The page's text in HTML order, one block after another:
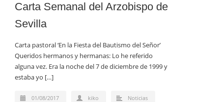
Carta Semanal del Arzobispo de
Sevilla
Carta pastoral ‘En la Fiesta del Bautismo del Señor’
Queridos hermanos y hermanas: Lo he referido
alguna vez. Era la noche del 7 de diciembre de 1999 y
estaba yo […]
01/08/2017 kiko Noticias